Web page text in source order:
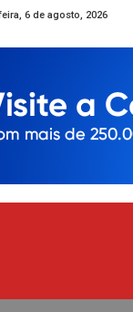
6 de agosto, 2026